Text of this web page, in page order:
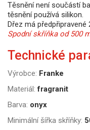
Těsnění není součástí
těsnění používá silikon.
Dřez má
Spodní skříňka od 500
Technické
Výrobce: Franke
Materiál: fragranit
Barva: onyx
Minimální šířka skříňky: